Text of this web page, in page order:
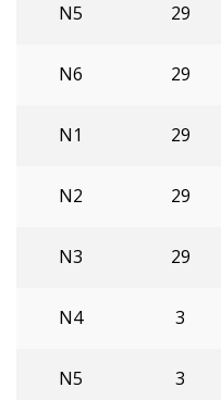
N5 29
N6 29
N1 29
N2 29
N3 29
N4 3
N5 3